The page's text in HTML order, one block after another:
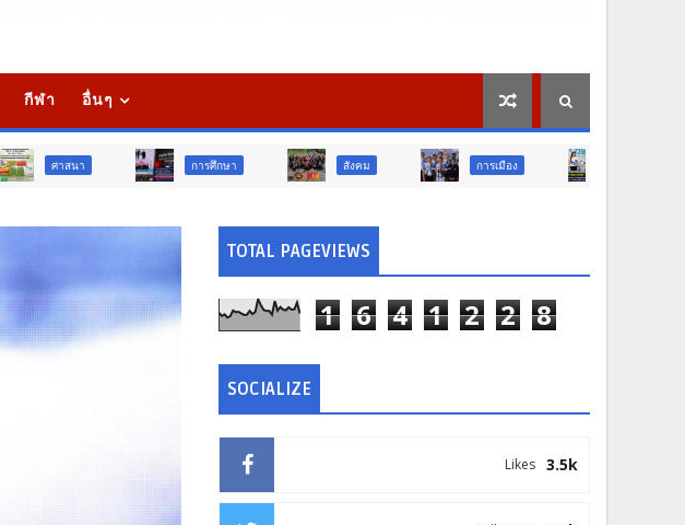
กีฬา อื่นๆ
การศึกษา สังคม การเมือง ภูมิภาค
TOTAL PAGEVIEWS
1 6 4 1 2 2 8
SOCIALIZE
3.5k
Likes